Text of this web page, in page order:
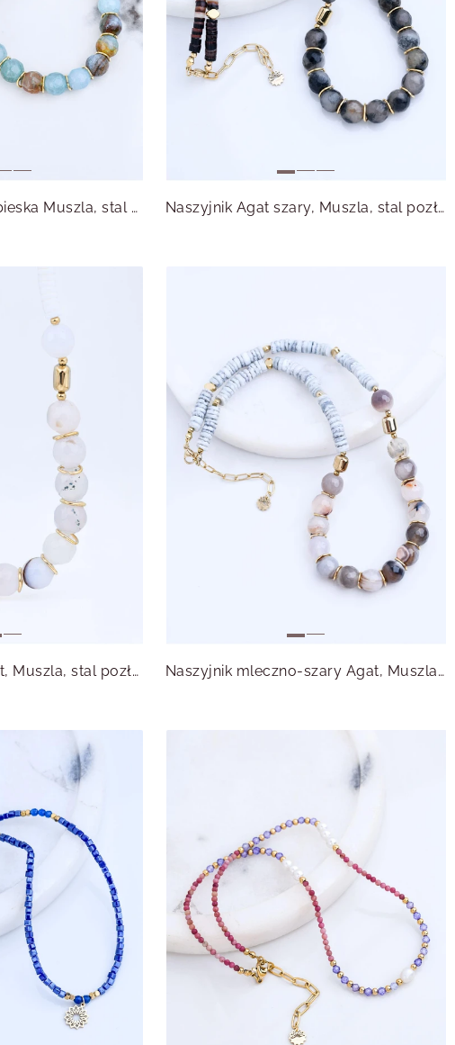
Naszyjnik Agat, niebieska Muszla, stal pozłacana S315065Z00 Naszyjnik Agat szary, Muszla, stal pozłacana S315058Z00
Naszyjnik biały Agat, Muszla, stal pozłacana S315061Z00 Naszyjnik mleczno-szary Agat, Muszla, stal pozłacana S315057Z00